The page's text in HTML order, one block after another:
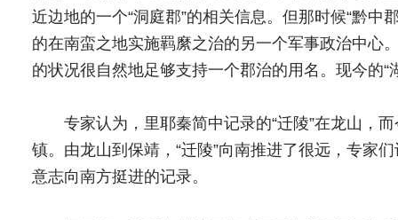
近边地的一个“洞庭郡”的相关信息。但那时候“黔中
的在南蛮之地实施羁縻之治的另一个军事政治中心
的状况很自然地足够支持一个郡治的用名。现今的“
专家认为，里耶秦简中记录的“迁陵”在龙山，而
镇。由龙山到保靖，“迁陵”向南推进了很远，专家
意志向南方挺进的记录。